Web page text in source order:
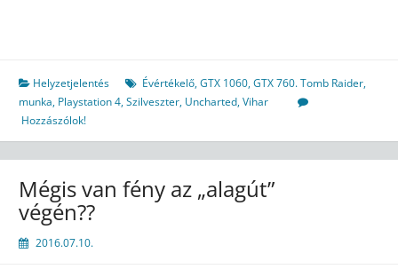
Helyzetjelentés Évértékelő,GTX 1060,GTX 760. Tomb Raider,
munka, Playstation 4,Szilveszter, Uncharted,Vihar
Hozzászólok!
Mégis van fény az „alagút”
végén??
2016.07.10.